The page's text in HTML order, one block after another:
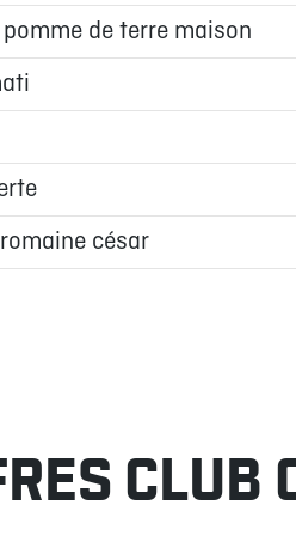
pomme de terre maison
césar
CLUB